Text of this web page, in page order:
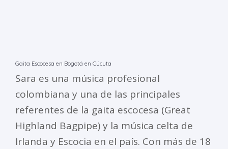
Gaita Escocesa en Bogotá en Cúcuta
Sara es una música profesional
colombiana y una de las principales
referentes de la gaita escocesa (Great
Highland Bagpipe) y la música celta de
Irlanda y Escocia en el país. Con más de 18